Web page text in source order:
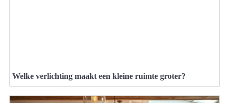
Welke verlichting maakt een kleine ruimte groter?